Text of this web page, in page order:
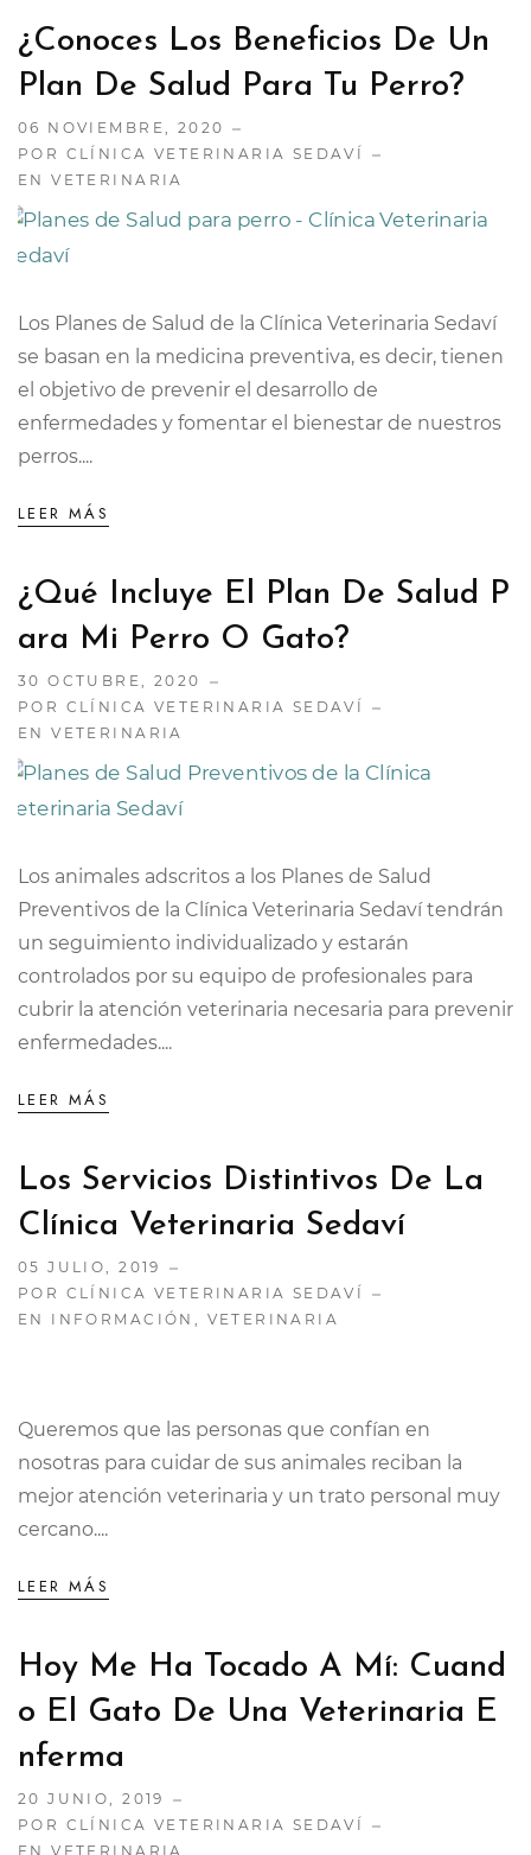
¿Conoces Los Beneficios De Un
Plan De Salud Para Tu Perro?
06 NOVIEMBRE, 2020
POR CLÍNICA VETERINARIA SEDAVÍ
ENVETERINARIA
Los Planes de Salud de la Clínica Veterinaria Sedaví
se basan en la medicina preventiva, es decir, tienen
el objetivo de prevenir el desarrollo de
enfermedades y fomentar el bienestar de nuestros
perros....
LEER MÁS
¿Qué Incluye El Plan De Salud P
Ara Mi Perro O Gato?
30 OCTUBRE, 2020
POR CLÍNICA VETERINARIA SEDAVÍ
ENVETERINARIA
Los animales adscritos a los Planes de Salud
Preventivos de la Clínica Veterinaria Sedaví tendrán
un seguimiento individualizado y estarán
controlados por su equipo de profesionales para
cubrir la atención veterinaria necesaria para prevenir
enfermedades....
LEER MÁS
Los Servicios Distintivos De La
Clínica Veterinaria Sedaví
05 JULIO, 2019
POR CLÍNICA VETERINARIA SEDAVÍ
EN INFORMACIÓN , VETERINARIA
Queremos que las personas que confían en
nosotras para cuidar de sus animales reciban la
mejor atención veterinaria y un trato personal muy
cercano....
LEER MÁS
Hoy Me Ha Tocado A Mí: Cuand
O El Gato De Una Veterinaria E
Nferma
20 JUNIO, 2019
POR CLÍNICA VETERINARIA SEDAVÍ
ENVETERINARIA